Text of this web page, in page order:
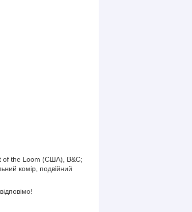
of the Loom (США), B&C;
комір, подвійний